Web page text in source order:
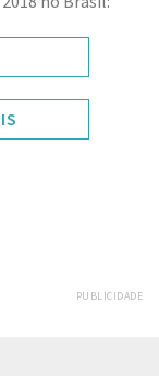
PUBLICIDADE